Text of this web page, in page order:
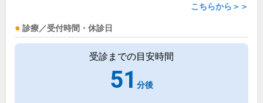
こちらから＞＞
診療／受付時間・休診日
受診までの目安時間
51 分後